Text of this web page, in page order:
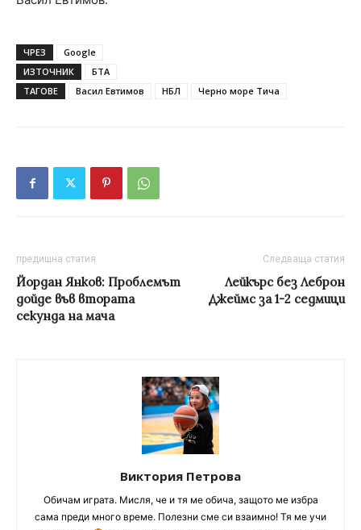
ЧРЕЗ
Google
ИЗТОЧНИК
БТА
ТАГОВЕ
Васил Евтимов НБЛ Черно море Тича
предишна статия
Йордан Янков: Проблемът
дойде във втората
секунда на мача
Следваща статия
Лейкърс без Леброн
Джеймс за 1-2 седмици
Виктория Петрова
Обичам играта. Мисля, че и тя ме обича, защото ме избра
сама преди много време. Полезни сме си взаимно! Тя ме учи